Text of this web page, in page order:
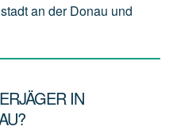
an der Donau und
IN